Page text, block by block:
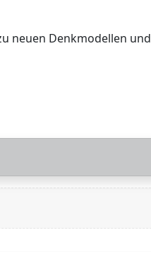
neuen Denkmodellen und